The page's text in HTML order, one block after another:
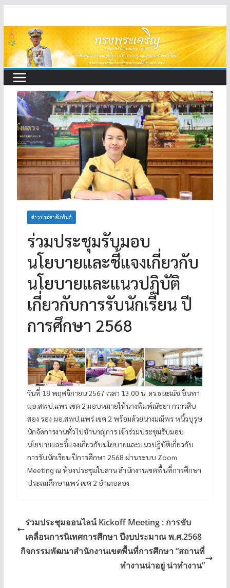
to
content
ข่าวประชาสัมพันธ์
ร่วมประชุมรับมอบ
นโยบายและชี้แจงเกี่ยวกับ
นโยบายและแนวปฏิบัติ
เกี่ยวกับการรับนักเรียน ปี
การศึกษา 2568
วันที่ 18 พฤศจิกายน 2567 เวลา 13.00 น. ดร.ธนะณัช อินทา
ผอ.สพป.แพร่ เขต 2 มอบหมายให้นางพิมพ์ณัชยา กวาวสิบ
สอง รอง ผอ.สพป.แพร่ เขต 2 พร้อมด้วยนางมณีพร หนิ้วบุรุษ
นักจัดการงานทั่วไปชำนาญการ เข้าร่วมประชุมรับมอบ
นโยบายและชี้แจงเกี่ยวกับนโยบายและแนวปฏิบัติเกี่ยวกับ
การรับนักเรียน ปีการศึกษา 2568 ผ่านระบบ Zoom
Meeting ณ ห้องประชุมใบลาน สำนักงานเขตพื้นที่การศึกษา
ประถมศึกษาแพร่ เขต 2 อำเภอลอง
ร่วมประชุมออนไลน์ Kickoff Meeting : การขับ
เคลื่อนการนิเทศการศึกษา ปีงบประมาณ พ.ศ.2568
กิจกรรมพัฒนาสำนักงานเขตพื้นที่การศึกษา “สถานที่
ทำงานน่าอยู่ น่าทำงาน”